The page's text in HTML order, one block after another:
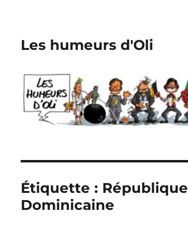
Les humeurs d'Oli
Étiquette : République
Dominicaine